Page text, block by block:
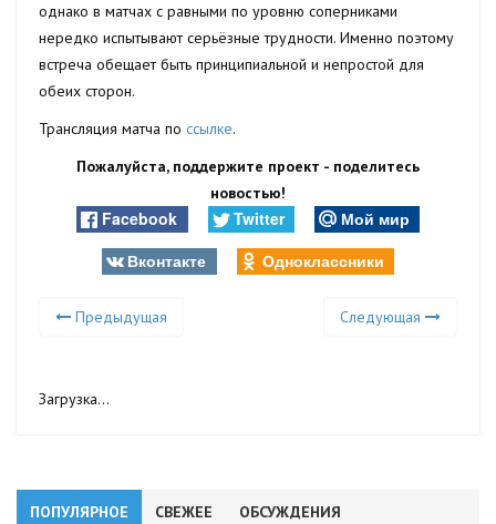
однако в матчах с равными по уровню соперниками
нередко испытывают серьёзные трудности. Именно поэтому
встреча обещает быть принципиальной и непростой для
обеих сторон.
Трансляция матча по ссылке.
Пожалуйста, поддержите проект - поделитесь
новостью!
Facebook Twitter
Мой мир
Вконтакте
Одноклассники
Предыдущая Следующая
Загрузка...
ПОПУЛЯРНОЕ СВЕЖЕЕ ОБСУЖДЕНИЯ